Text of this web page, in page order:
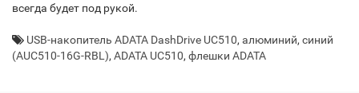
всегда будет под рукой.
USB-накопитель ADATA DashDrive UC510, алюминий, синий
(AUC510-16G-RBL), ADATA UC510, флешки ADATA